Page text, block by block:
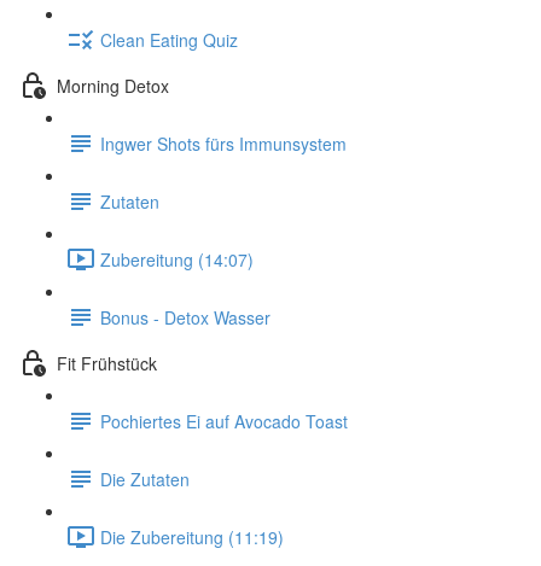
Clean Eating Quiz
Morning Detox
Ingwer Shots fürs Immunsystem
Zutaten
Zubereitung (14:07)
Bonus - Detox Wasser
Fit Frühstück
Pochiertes Ei auf Avocado Toast
Die Zutaten
Die Zubereitung (11:19)